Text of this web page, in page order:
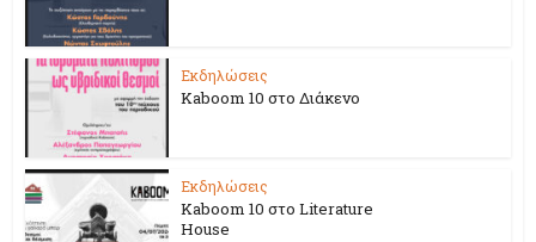
Εκδηλώσεις
Kaboom 10 στο Διάκενο
Εκδηλώσεις
Kaboom 10 στο Literature
House